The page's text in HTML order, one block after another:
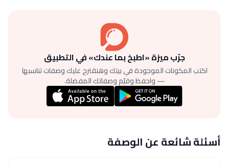
جرّب ميزة «اطبخ بما عندك» في التطبيق
اكتب المكونات الموجودة في بيتك وهنقترح عليك وصفات تناسبها
— واحفظ وقيّم وصفاتك المفضلة.
أسئلة شائعة عن الوصفة